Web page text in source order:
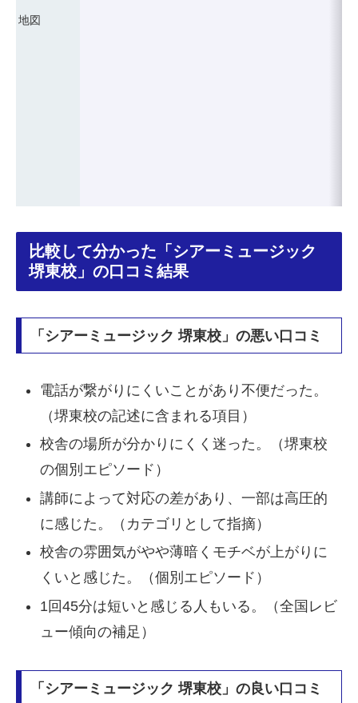
地図
比較して分かった「シアーミュージック
堺東校」の口コミ結果
「シアーミュージック 堺東校」の悪い口コミ
電話が繋がりにくいことがあり不便だった。
（堺東校の記述に含まれる項目）
校舎の場所が分かりにくく迷った。（堺東校
の個別エピソード）
講師によって対応の差があり、一部は高圧的
に感じた。（カテゴリとして指摘）
校舎の雰囲気がやや薄暗くモチベが上がりに
くいと感じた。（個別エピソード）
1回45分は短いと感じる人もいる。（全国レビ
ュー傾向の補足）
「シアーミュージック 堺東校」の良い口コミ